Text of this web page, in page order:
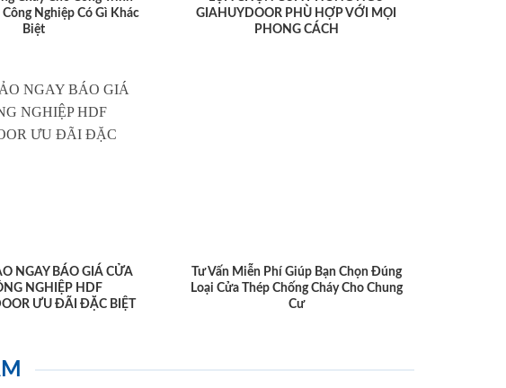
Công Nghiệp Có Gì Khác
Biệt
GIAHUYDOOR PHÙ HỢP VỚI MỌI
PHONG CÁCH
NGAY BÁO GIÁ CỬA
NGHIỆP HDF
ƯU ĐÃI ĐẶC BIỆT
Tư Vấn Miễn Phí Giúp Bạn Chọn Đúng
Loại Cửa Thép Chống Cháy Cho Chung
Cư